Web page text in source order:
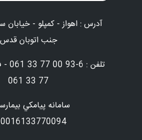
آدرس : اهواز - کمپلو -
جنب اتوبان قدس
77 33 061
سامانه پيامكي